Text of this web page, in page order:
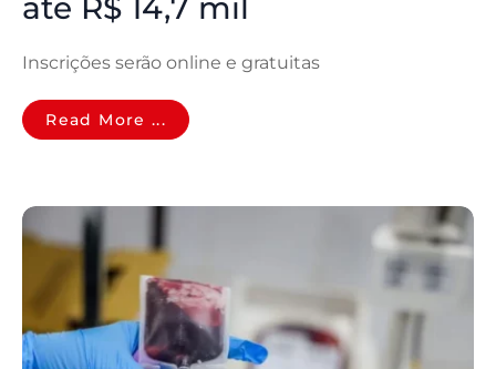
Inscrições serão online e gratuitas
Read More ...